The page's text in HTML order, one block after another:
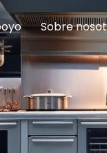
Equipos de
Equipo de preparación de alimentosEquipo de
Sobre